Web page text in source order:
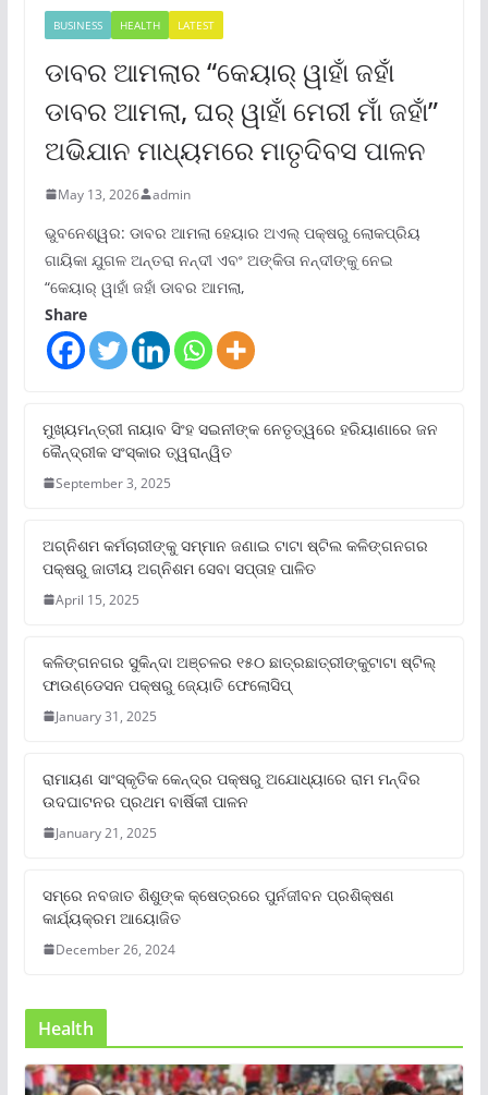
BUSINESS HEALTH LATEST
ଡାବର ଆମଲାର “କେୟାର୍ ୱାହାଁ ଜହାଁ
ଡାବର ଆମଲା, ଘର୍ ୱାହାଁ ମେରୀ ମାଁ ଜହାଁ”
ଅଭିଯାନ ମାଧ୍ୟମରେ ମାତୃଦିବସ ପାଳନ
May 13, 2026 admin
ଭୁବନେଶ୍ୱର: ଡାବର ଆମଲା ହେୟାର ଅଏଲ୍ ପକ୍ଷରୁ ଲୋକପ୍ରିୟ
ଗାୟିକା ଯୁଗଳ ଅନ୍ତରା ନନ୍ଦୀ ଏବଂ ଅଙ୍କିତା ନନ୍ଦୀଙ୍କୁ ନେଇ
“କେୟାର୍ ୱାହାଁ ଜହାଁ ଡାବର ଆମଲା,
Share
ମୁଖ୍ୟମନ୍ତ୍ରୀ ନାୟାବ ସିଂହ ସଇନୀଙ୍କ ନେତୃତ୍ୱରେ ହରିୟାଣାରେ ଜନ
କୈନ୍ଦ୍ରୀକ ସଂସ୍କାର ତ୍ୱରାନ୍ୱିତ
September 3, 2025
ଅଗ୍ନିଶମ କର୍ମଚାରୀଙ୍କୁ ସମ୍ମାନ ଜଣାଇ ଟାଟା ଷ୍ଟିଲ କଳିଙ୍ଗନଗର
ପକ୍ଷରୁ ଜାତୀୟ ଅଗ୍ନିଶମ ସେବା ସପ୍ତାହ ପାଳିତ
April 15, 2025
କଳିଙ୍ଗନଗର ସୁକିନ୍ଦା ଅଞ୍ଚଳର ୧୫୦ ଛାତ୍ରଛାତ୍ରୀଙ୍କୁଟାଟା ଷ୍ଟିଲ୍
ଫାଉଣ୍ଡେସନ ପକ୍ଷରୁ ଜ୍ୟୋତି ଫେଲୋସିପ୍‌
January 31, 2025
ରାମାୟଣ ସାଂସ୍କୃତିକ କେନ୍ଦ୍ର ପକ୍ଷରୁ ଅଯୋଧ୍ୟାରେ ରାମ ମନ୍ଦିର
ଉଦଘାଟନର ପ୍ରଥମ ବାର୍ଷିକୀ ପାଳନ
January 21, 2025
ସମ୍‌ରେ ନବଜାତ ଶିଶୁଙ୍କ କ୍ଷେତ୍ରରେ ପୁର୍ନଜୀବନ ପ୍ରଶିକ୍ଷଣ
କାର୍ଯ୍ୟକ୍ରମ ଆୟୋଜିତ
December 26, 2024
Health